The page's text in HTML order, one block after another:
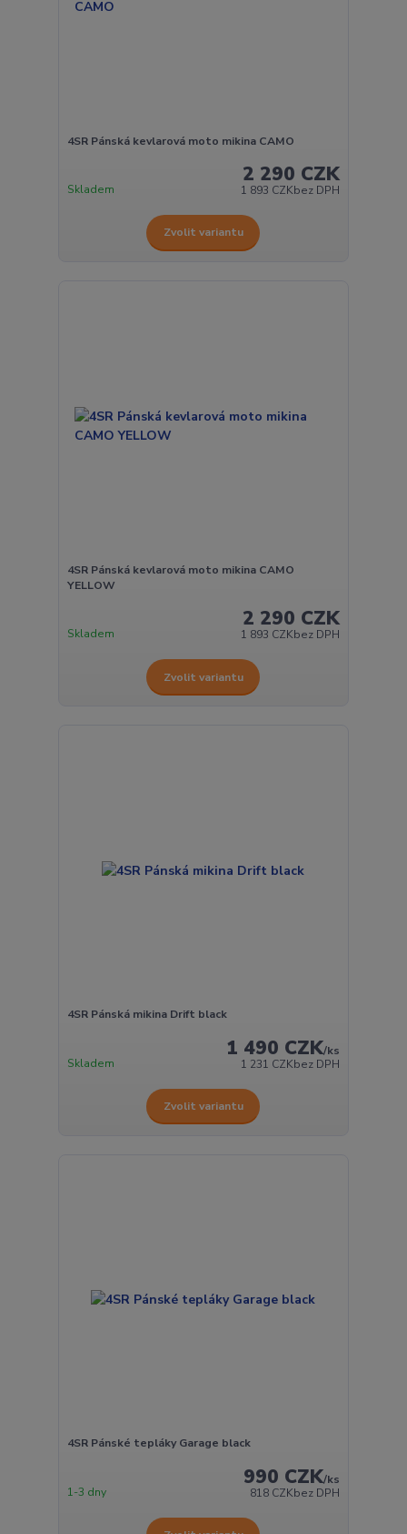
4SR Pánská kevlarová moto mikina CAMO
2 290 CZK
1 893 CZKbez DPH
Skladem
Zvolit variantu
4SR Pánská kevlarová moto mikina CAMO
YELLOW
2 290 CZK
1 893 CZKbez DPH
Skladem
Zvolit variantu
4SR Pánská mikina Drift black
1 490 CZK/ks
1 231 CZKbez DPH
Skladem
Zvolit variantu
4SR Pánské tepláky Garage black
990 CZK/ks
818 CZKbez DPH
1-3 dny